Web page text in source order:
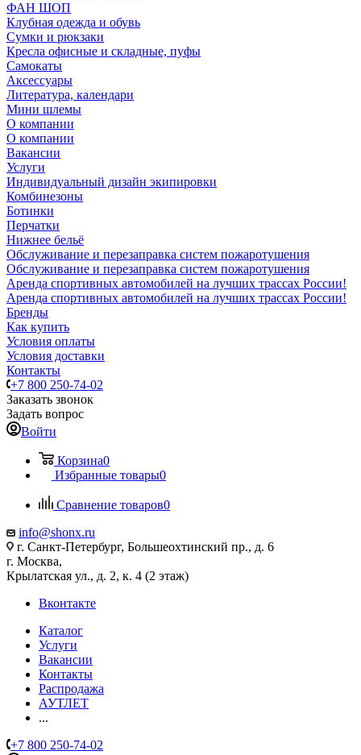
ФАН ШОП
Клубная одежда и обувь
Сумки и рюкзаки
Кресла офисные и складные, пуфы
Самокаты
Аксессуары
Литература, календари
Мини шлемы
О компании
О компании
Вакансии
Услуги
Индивидуальный дизайн экипировки
Комбинезоны
Ботинки
Перчатки
Нижнее бельё
Обслуживание и перезаправка систем пожаротушения
Обслуживание и перезаправка систем пожаротушения
Аренда спортивных автомобилей на лучших трассах России!
Аренда спортивных автомобилей на лучших трассах России!
Бренды
Как купить
Условия оплаты
Условия доставки
Контакты
+7 800 250-74-02
Заказать звонок
Задать вопрос
Войти
Корзина0
Избранные товары0
Сравнение товаров0
info@shonx.ru
г. Санкт-Петербург, Большеохтинский пр., д. 6
г. Москва,
Крылатская ул., д. 2, к. 4 (2 этаж)
Вконтакте
Каталог
Услуги
Вакансии
Контакты
Распродажа
АУТЛЕТ
...
+7 800 250-74-02